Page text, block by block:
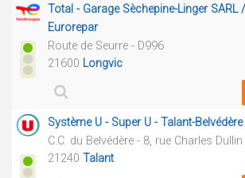
Total - Garage Sèchepine-Linger SARL /
Eurorepar
Route de Seurre - D996
21600 Longvic
Système U - Super U - Talant-Belvédère
C.C. du Belvédère - 8, rue Charles Dullin
21240 Talant